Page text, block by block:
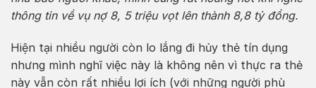
thông tin về vụ nợ 8, 5 triệu vọt lên thành 8,8 tỷ đồng.
Hiện tại nhiều người còn lo lắng đi hủy thẻ tín dụng
nhưng mình nghĩ việc này là không nên vì thực ra thẻ
này vẫn còn rất nhiều lợi ích (với những người phù